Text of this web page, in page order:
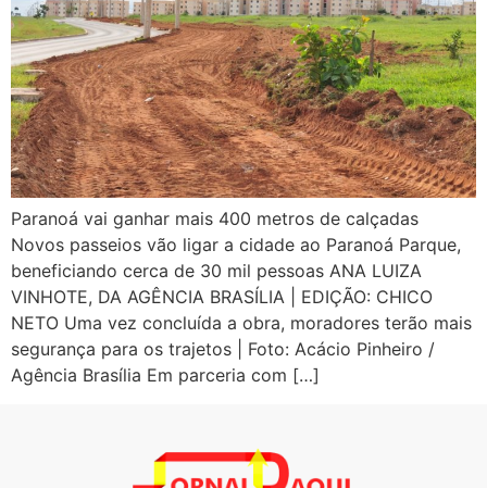
Paranoá vai ganhar mais 400 metros de calçadas
Novos passeios vão ligar a cidade ao Paranoá Parque,
beneficiando cerca de 30 mil pessoas ANA LUIZA
VINHOTE, DA AGÊNCIA BRASÍLIA | EDIÇÃO: CHICO
NETO Uma vez concluída a obra, moradores terão mais
segurança para os trajetos | Foto: Acácio Pinheiro /
Agência Brasília Em parceria com […]